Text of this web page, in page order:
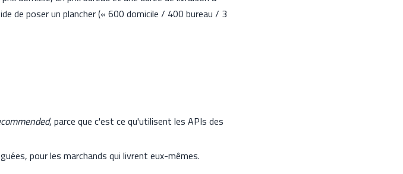
de poser un plancher (« 600 domicile / 400 bureau / 3
, parce que c'est ce qu'utilisent les APIs des
pour les marchands qui livrent eux-mêmes.